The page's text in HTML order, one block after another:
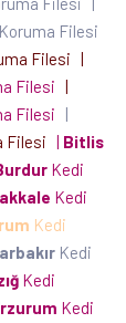
Filesi
Filesi |
Filesi |
Filesi
|
Filesi | Bitlis
Kedi
Kedi
Kedi
Kedi
Kedi
Kedi